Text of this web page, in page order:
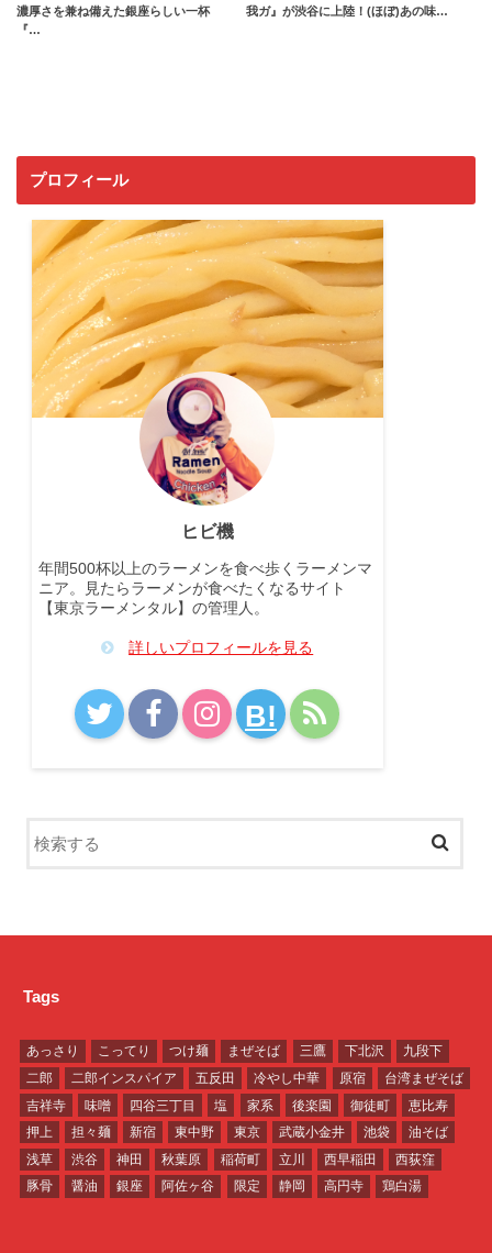
濃厚さを兼ね備えた銀座らしい一杯
『…
我ガ』が渋谷に上陸！(ほぼ)あの味…
プロフィール
ヒビ機
年間500杯以上のラーメンを食べ歩くラーメンマ
ニア。見たらラーメンが食べたくなるサイト
【東京ラーメンタル】の管理人。
詳しいプロフィールを見る
B!
Tags
あっさり こってり つけ麺 まぜそば 三鷹 下北沢
九段下
二郎
二郎インスパイア 五反田 冷やし中華 原宿
台湾まぜそば
吉祥寺
味噌 四谷三丁目 塩 家系 後楽園 御徒町
恵比寿
押上
担々麺 新宿 東中野 東京 武蔵小金井 池袋
油そば
浅草
渋谷 神田 秋葉原 稲荷町 立川 西早稲田
西荻窪
豚骨
醤油 銀座 阿佐ヶ谷 限定 静岡 高円寺 鶏白湯